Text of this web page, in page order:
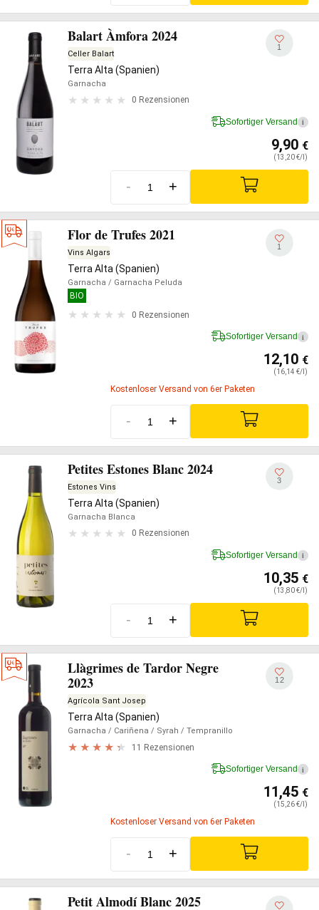
Balart Àmfora 2024
Celler Balart
Terra Alta (Spanien)
Garnacha
0 Rezensionen
1
Sofortiger Versand i
9,90 €
(13,20 €/l)
- +
Flor de Trufes 2021
Vins Algars
Terra Alta (Spanien)
Garnacha / Garnacha Peluda
BIO
0 Rezensionen
1
Sofortiger Versand i
12,10 €
(16,14 €/l)
Kostenloser Versand von 6er Paketen
- +
Petites Estones Blanc 2024
Estones Vins
Terra Alta (Spanien)
Garnacha Blanca
0 Rezensionen
3
Sofortiger Versand i
10,35 €
(13,80 €/l)
- +
Llàgrimes de Tardor Negre
2023
Agrícola Sant Josep
Terra Alta (Spanien)
Garnacha / Cariñena / Syrah / Tempranillo
11 Rezensionen
12
Sofortiger Versand i
11,45 €
(15,26 €/l)
Kostenloser Versand von 6er Paketen
- +
Petit Almodí Blanc 2025